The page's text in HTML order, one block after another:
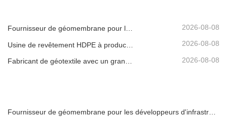
Fournisseur de géomembrane pour les développeurs d'infrastructures 2026-08-08
2026-08-08
2026-08-08